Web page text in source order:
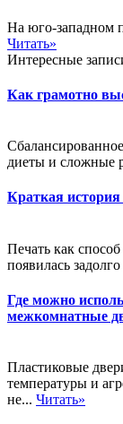
На юго-западном
Читать»
Интересные
Как грамотно
диеты и сложные
Краткая история
Печать как
появилась
Где можно
межкомнатные
Пластиковые
температуры и
не... Читать»